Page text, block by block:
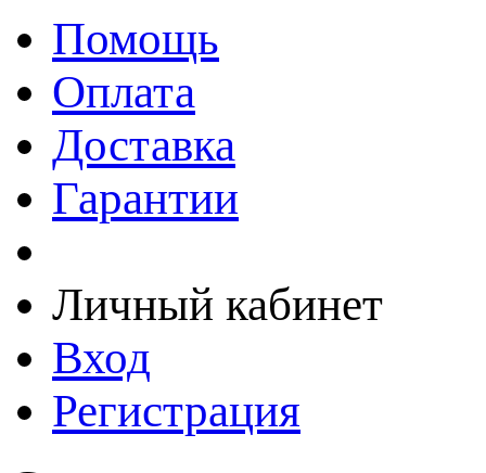
Помощь
Оплата
Доставка
Гарантии
Личный кабинет
Вход
Регистрация